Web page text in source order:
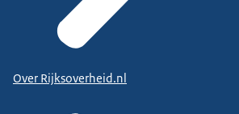
Over Rijksoverheid.nl